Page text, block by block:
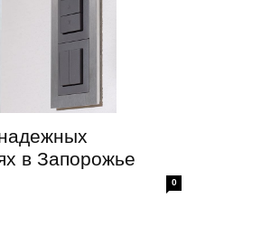
в Запорожье
0